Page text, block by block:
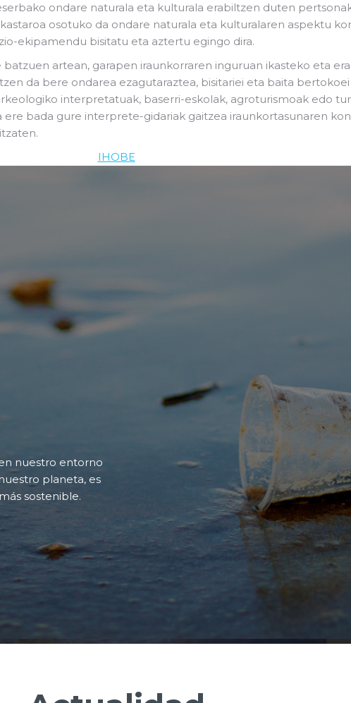
ondare naturala eta kulturala erabiltzen duten
osotuko da ondare naturala eta kulturalaren aspektu
ekipamendu bisitatu eta aztertu egingo dira.
artean, garapen iraunkorraren inguruan ikasteko eta
da bere ondarea ezagutaraztea, bisitariei eta baita
interpretatuak, baserri-eskolak, agroturismoak edo
bada gure interprete-gidariak gaitzea iraunkortasunaren
IHOBE
nuestro entorno
planeta, es
sostenible.